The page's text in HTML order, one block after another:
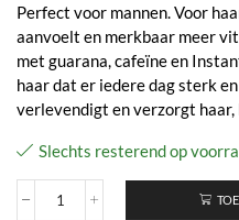
Perfect voor mannen. Voor
aanvoelt en merkbaar meer
met guarana, cafeïne en
haar dat er iedere dag sterk
verlevendigt en verzorgt haar,
Slechts resterend op
Dualsenses